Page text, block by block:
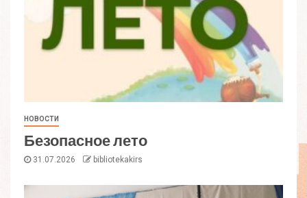
НОВОСТИ
Безопасное лето
31.07.2026 bibliotekakirs